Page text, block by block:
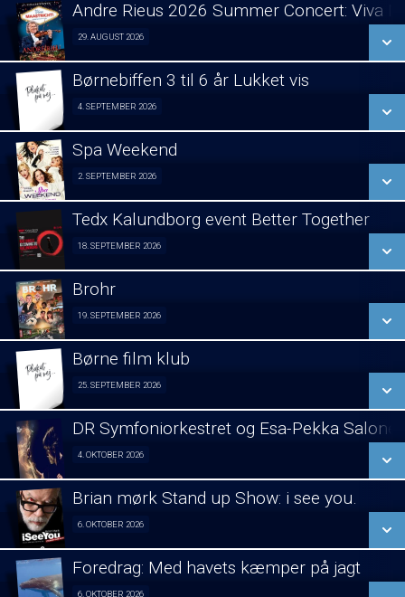
LÆS MERE
LÆS MERE
Andre Rieus 2026 Summer Concert: Viva
29. AUGUST 2026
LÆS MERE
Børnebiffen 3 til 6 år Lukket vis
4. SEPTEMBER 2026
LÆS MERE
Spa Weekend
2. SEPTEMBER 2026Girls night out 02/09
SE ALLE DAGE
Tedx Kalundborg event Better Together
18. SEPTEMBER 2026
SE ALLE DAGE
LÆS MERE
Brohr
19. SEPTEMBER 2026Forpremiere 19/09
SE ALLE DAGE
LÆS MERE
Børne film klub
25. SEPTEMBER 2026
LÆS MERE
DR Symfoniorkestret og Esa-Pekka
4. OKTOBER 2026Koncert visning 04/10
LÆS MERE
Brian mørk Stand up Show: i see you.
6. OKTOBER 2026
Foredrag: Med havets kæmper på jagt
6. OKTOBER 2026